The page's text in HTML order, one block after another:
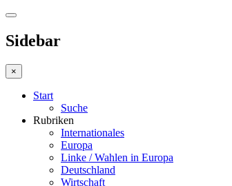
Sidebar
×
Start
Suche
Rubriken
Internationales
Europa
Linke / Wahlen in Europa
Deutschland
Wirtschaft